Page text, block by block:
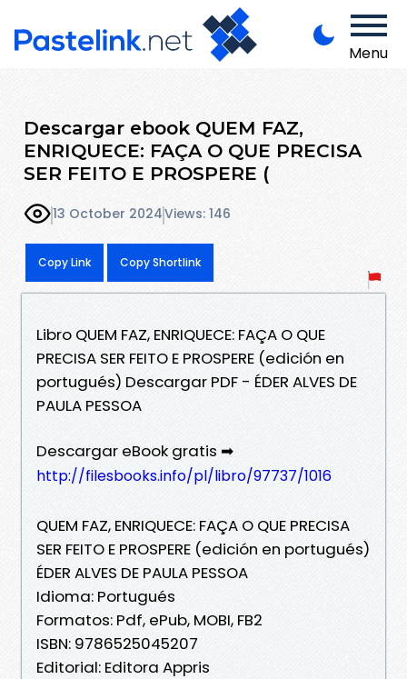
Menu
Descargar ebook QUEM FAZ,
ENRIQUECE: FAÇA O QUE PRECISA
SER FEITO E PROSPERE (
13 October 2024Views: 146
Copy Link Copy Shortlink
Libro QUEM FAZ, ENRIQUECE: FAÇA O QUE
PRECISA SER FEITO E PROSPERE (edición en
portugués) Descargar PDF - ÉDER ALVES DE
PAULA PESSOA
Descargar eBook gratis ➡
http://filesbooks.info/pl/libro/97737/1016
QUEM FAZ, ENRIQUECE: FAÇA O QUE PRECISA
SER FEITO E PROSPERE (edición en portugués)
ÉDER ALVES DE PAULA PESSOA
Idioma: Portugués
Formatos: Pdf, ePub, MOBI, FB2
ISBN: 9786525045207
Editorial: Editora Appris